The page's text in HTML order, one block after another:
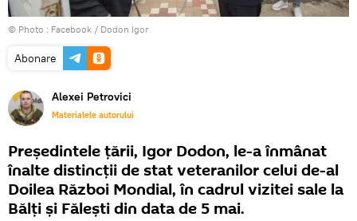
© Photo : Facebook / Dodon Igor
Abonare
Alexei Petrovici
Materialele autorului
Președintele țării, Igor Dodon, le-a înmânat
înalte distincții de stat veteranilor celui de-al
Doilea Război Mondial, în cadrul vizitei sale la
Bălți și Fălești din data de 5 mai.